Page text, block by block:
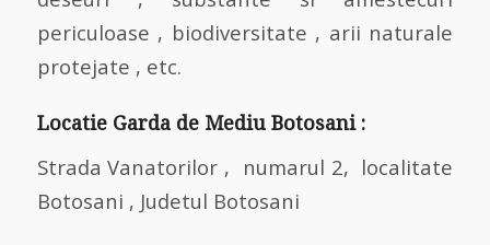
periculoase , biodiversitate , arii naturale
protejate , etc.
Locatie Garda de Mediu Botosani :
Strada Vanatorilor , numarul 2, localitate
Botosani , Judetul Botosani